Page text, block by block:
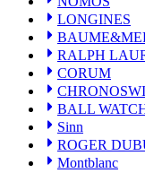
Montblanc
FREDERIQUE
MAURICE
ULYSSE
JAQUET DROZ
GRAHAM
PARMIGIANI
OTHER
JEWELRY
LONGINES
RALPH
CORUM
BALL
Sinn
ROGER
Montblanc